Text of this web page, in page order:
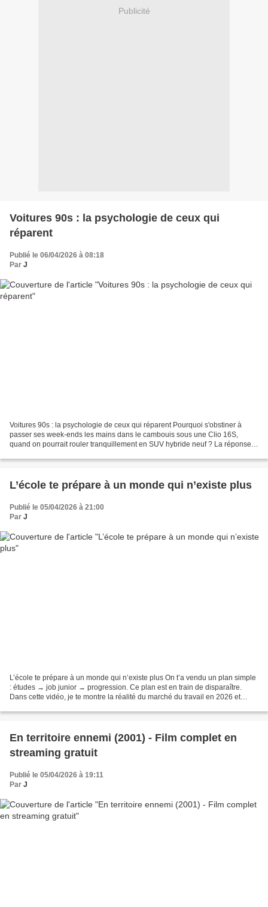
Publicité
Voitures 90s : la psychologie de ceux qui
réparent
Publié le 06/04/2026 à 08:18
Par J
Voitures 90s : la psychologie de ceux qui réparent Pourquoi s'obstiner à
passer ses week-ends les mains dans le cambouis sous une Clio 16S,
quand on pourrait rouler tranquillement en SUV hybride neuf ? La réponse
L’école te prépare à un monde qui n’existe plus
Publié le 05/04/2026 à 21:00
Par J
L’école te prépare à un monde qui n’existe plus On t’a vendu un plan simple
: études → job junior → progression. Ce plan est en train de disparaître.
Dans cette vidéo, je te montre la réalité du marché du travail en 2026 et
En territoire ennemi (2001) - Film complet en
streaming gratuit
Publié le 05/04/2026 à 19:11
Par J